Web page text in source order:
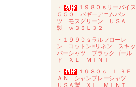
・
１９８０ｓリーバイス
５５０ バギーデニムパン
ツ モスグリーン ＵＳＡ
製 ｗ３６Ｌ３２
・１９９０ｓラルフローレ
ン コットン×リネン スキッ
パーシャツ ブラックゴール
ド ＸＬ ＭＩＮＴ
・
１９８０ｓＬＬ.ＢＥ
ＡＮ シャンブレーシャツ
ＵＳＡ製 ＸＬ ＭＩＮＴ